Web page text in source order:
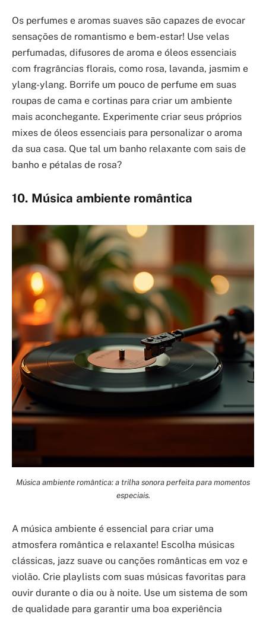
Os perfumes e aromas suaves são capazes de evocar
sensações de romantismo e bem-estar! Use velas
perfumadas, difusores de aroma e óleos essenciais
com fragrâncias florais, como rosa, lavanda, jasmim e
ylang-ylang. Borrife um pouco de perfume em suas
roupas de cama e cortinas para criar um ambiente
mais aconchegante. Experimente criar seus próprios
mixes de óleos essenciais para personalizar o aroma
da sua casa. Que tal um banho relaxante com sais de
banho e pétalas de rosa?
10. Música ambiente romântica
Música ambiente romântica: a trilha sonora perfeita para momentos
especiais.
A música ambiente é essencial para criar uma
atmosfera romântica e relaxante! Escolha músicas
clássicas, jazz suave ou canções românticas em voz e
violão. Crie playlists com suas músicas favoritas para
ouvir durante o dia ou à noite. Use um sistema de som
de qualidade para garantir uma boa experiência